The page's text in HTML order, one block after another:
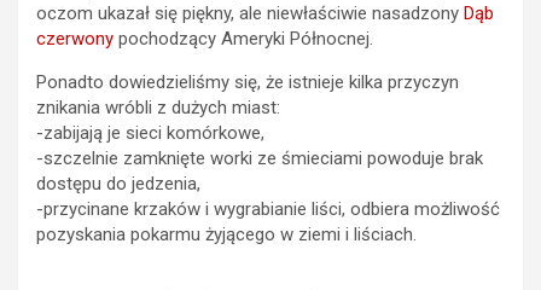
oczom ukazał się piękny, ale niewłaściwie nasadzony Dąb
czerwony pochodzący Ameryki Północnej.
Ponadto dowiedzieliśmy się, że istnieje kilka przyczyn
znikania wróbli z dużych miast:
-zabijają je sieci komórkowe,
-szczelnie zamknięte worki ze śmieciami powoduje brak
dostępu do jedzenia,
-przycinane krzaków i wygrabianie liści, odbiera możliwość
pozyskania pokarmu żyjącego w ziemi i liściach.